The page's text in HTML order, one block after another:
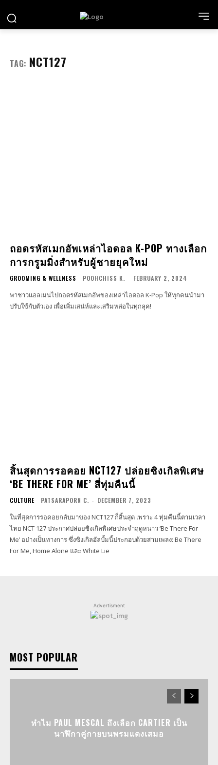
TAG: NCT127
ถอดรหัสเมกอัพเหล่าไอดอล K-POP ทางเลือก
การกรูมมิ่งสำหรับผู้ชายยุคใหม่
GROOMING & WELLNESS POOHCHISS K. - FEBRUARY 2, 2024
พาชาวแอลเมนไปถอดรหัสเมกอัพของเหล่าไอดอล K-Pop ให้ทุกคนนำมา
ปรับใช้กับตัวเอง เพื่อเพิ่มเสน่ห์และเสริมหล่อในทุกลุค!
สิ้นสุดการรอคอย NCT127 ปล่อยซิงเกิลพิเศษ
‘BE THERE FOR ME’ สี่ทุ่มคืนนี้
CULTURE PATSARAPORN C. - DECEMBER 7, 2023
ในที่สุดการรอคอยกลับมาของ NCT127 ก็สิ้นสุด เพราะ 4 ทุ่มคืนนี้ตามเวลา
ไทย NCT 127 ประกาศปล่อยซิงเกิลพิเศษประจำฤดูหนาว ‘Be There For
Me’ อย่างเป็นทางการ ซึ่งซิงเกิลอัลบั้มนี้ประกอบด้วยสามเพลง: Be There
For Me, Home Alone และ White Lie
Advertisment
MOST POPULAR
ทำไม PAUL MESCAL ถึงเลือก CARTIER เป็น
นาฬิกาคู่กายบนพรมแดงเสมอ